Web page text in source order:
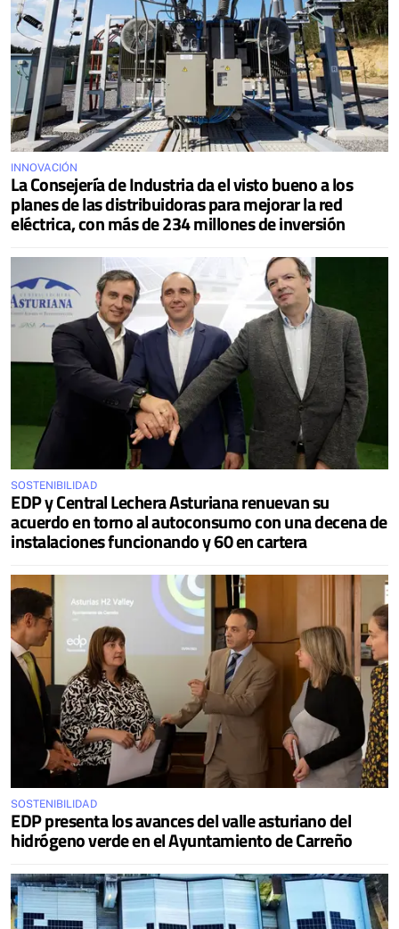
INNOVACIÓN
La Consejería de Industria da el visto bueno a los
planes de las distribuidoras para mejorar la red
eléctrica, con más de 234 millones de inversión
SOSTENIBILIDAD
EDP y Central Lechera Asturiana renuevan su
acuerdo en torno al autoconsumo con una decena de
instalaciones funcionando y 60 en cartera
SOSTENIBILIDAD
EDP presenta los avances del valle asturiano del
hidrógeno verde en el Ayuntamiento de Carreño